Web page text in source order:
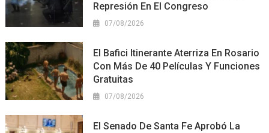
Represión En El Congreso
07/08/2026
El Bafici Itinerante Aterriza En Rosario
Con Más De 40 Películas Y Funciones
Gratuitas
07/08/2026
El Senado De Santa Fe Aprobó La